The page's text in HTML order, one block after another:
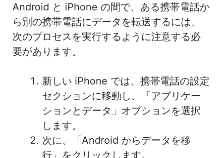
Android と iPhone の間で、ある携帯電話か
ら別の携帯電話にデータを転送するには、
次のプロセスを実行するように注意する必
要があります。
新しい iPhone では、携帯電話の設定
セクションに移動し、「アプリケー
ションとデータ」オプションを選択
します。
次に、「Android からデータを移
行」をクリックします。